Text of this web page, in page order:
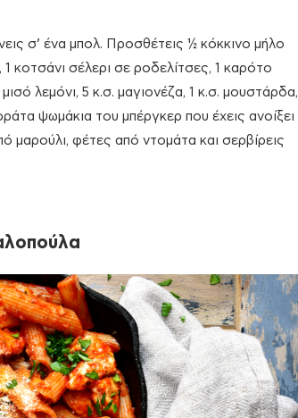
σ’ ένα μπολ. Προσθέτεις ½ κόκκινο μήλο
κοτσάνι σέλερι σε ροδελίτσες, 1 καρότο
λεμόνι, 5 κ.σ. μαγιονέζα, 1 κ.σ. μουστάρδα,
ψωμάκια του μπέργκερ που έχεις ανοίξει
μαρούλι, φέτες από ντομάτα και σερβίρεις